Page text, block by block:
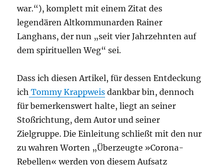
war.“), komplett mit einem Zitat des
legendären Altkommunarden Rainer
Langhans, der nun „seit vier Jahrzehnten auf
dem spirituellen Weg“ sei.
Dass ich diesen Artikel, für dessen Entdeckung
ich Tommy Krappweis dankbar bin, dennoch
für bemerkenswert halte, liegt an seiner
Stoßrichtung, dem Autor und seiner
Zielgruppe. Die Einleitung schließt mit den nur
zu wahren Worten „Überzeugte »Corona-
Rebellen« werden von diesem Aufsatz